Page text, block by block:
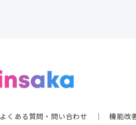
よくある質問・問い合わせ ｜機能改